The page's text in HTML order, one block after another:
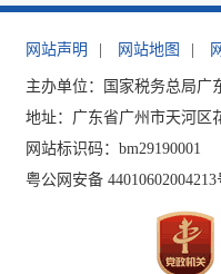
网站声明 | 网站地图 |
主办单位：国家税务总局广
地址：广东省广州市天河区
网站标识码：bm29190001
粤公网安备 44010602004213